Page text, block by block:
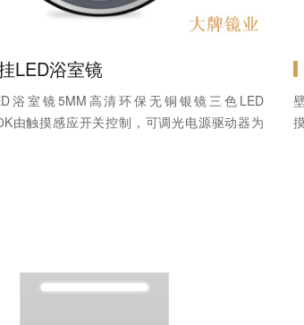
LED浴室镜
浴室镜5MM高清环保无铜银镜三色LED
由触摸感应开关控制，可调光电源驱动器为